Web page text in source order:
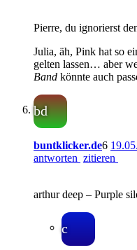
Pierre, du ignorierst
Julia, äh, Pink hat so
gelten lassen… aber
Band könnte auch
bd
buntklicker.de6
antworten zitieren
arthur deep – Purple
c